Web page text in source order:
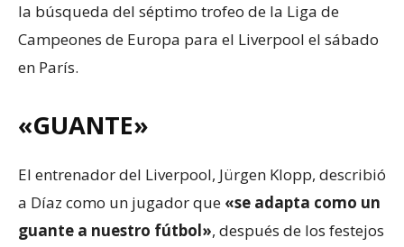
la búsqueda del séptimo trofeo de la Liga de
Campeones de Europa para el Liverpool el sábado
en París.
«GUANTE»
El entrenador del Liverpool, Jürgen Klopp, describió
a Díaz como un jugador que «se adapta como un
guante a nuestro fútbol», después de los festejos